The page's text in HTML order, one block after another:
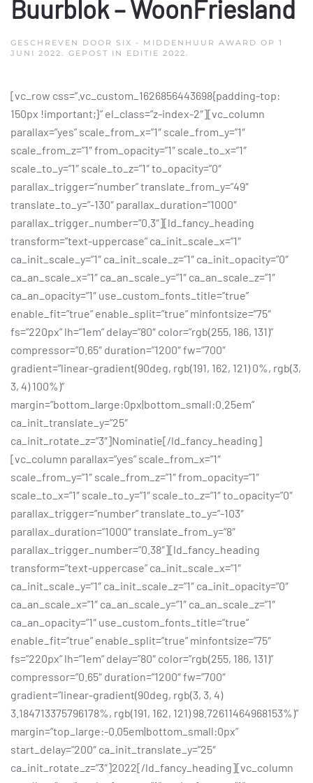
Buurblok – WoonFriesland
GESCHREVEN DOOR SIX - MIDDENHUUR AWARD OP 1
JUNI 2022. GEPOST IN EDITIE 2022.
[vc_row css=”.vc_custom_1626856443698{padding-top:
150px !important;}” el_class=”z-index-2″][vc_column
parallax=”yes” scale_from_x=”1″ scale_from_y=”1″
scale_from_z=”1″ from_opacity=”1″ scale_to_x=”1″
scale_to_y=”1″ scale_to_z=”1″ to_opacity=”0″
parallax_trigger=”number” translate_from_y=”49″
translate_to_y=”-130″ parallax_duration=”1000″
parallax_trigger_number=”0.3″][ld_fancy_heading
transform=”text-uppercase” ca_init_scale_x=”1″
ca_init_scale_y=”1″ ca_init_scale_z=”1″ ca_init_opacity=”0″
ca_an_scale_x=”1″ ca_an_scale_y=”1″ ca_an_scale_z=”1″
ca_an_opacity=”1″ use_custom_fonts_title=”true”
enable_fit=”true” enable_split=”true” minfontsize=”75″
fs=”220px” lh=”1em” delay=”80″ color=”rgb(255, 186, 131)”
compressor=”0.65″ duration=”1200″ fw=”700″
gradient=”linear-gradient(90deg, rgb(191, 162, 121) 0%, rgb(3,
3, 4) 100%)”
margin=”bottom_large:0px|bottom_small:0.25em”
ca_init_translate_y=”25″
ca_init_rotate_z=”3″]Nominatie[/ld_fancy_heading]
[vc_column parallax=”yes” scale_from_x=”1″
scale_from_y=”1″ scale_from_z=”1″ from_opacity=”1″
scale_to_x=”1″ scale_to_y=”1″ scale_to_z=”1″ to_opacity=”0″
parallax_trigger=”number” translate_to_y=”-103″
parallax_duration=”1000″ translate_from_y=”8″
parallax_trigger_number=”0.38″][ld_fancy_heading
transform=”text-uppercase” ca_init_scale_x=”1″
ca_init_scale_y=”1″ ca_init_scale_z=”1″ ca_init_opacity=”0″
ca_an_scale_x=”1″ ca_an_scale_y=”1″ ca_an_scale_z=”1″
ca_an_opacity=”1″ use_custom_fonts_title=”true”
enable_fit=”true” enable_split=”true” minfontsize=”75″
fs=”220px” lh=”1em” delay=”80″ color=”rgb(255, 186, 131)”
compressor=”0.65″ duration=”1200″ fw=”700″
gradient=”linear-gradient(90deg, rgb(3, 3, 4)
3.184713375796178%, rgb(191, 162, 121) 98.72611464968153%)”
margin=”top_large:-0.05em|bottom_small:0px”
start_delay=”200″ ca_init_translate_y=”25″
ca_init_rotate_z=”3″]2022[/ld_fancy_heading][vc_column